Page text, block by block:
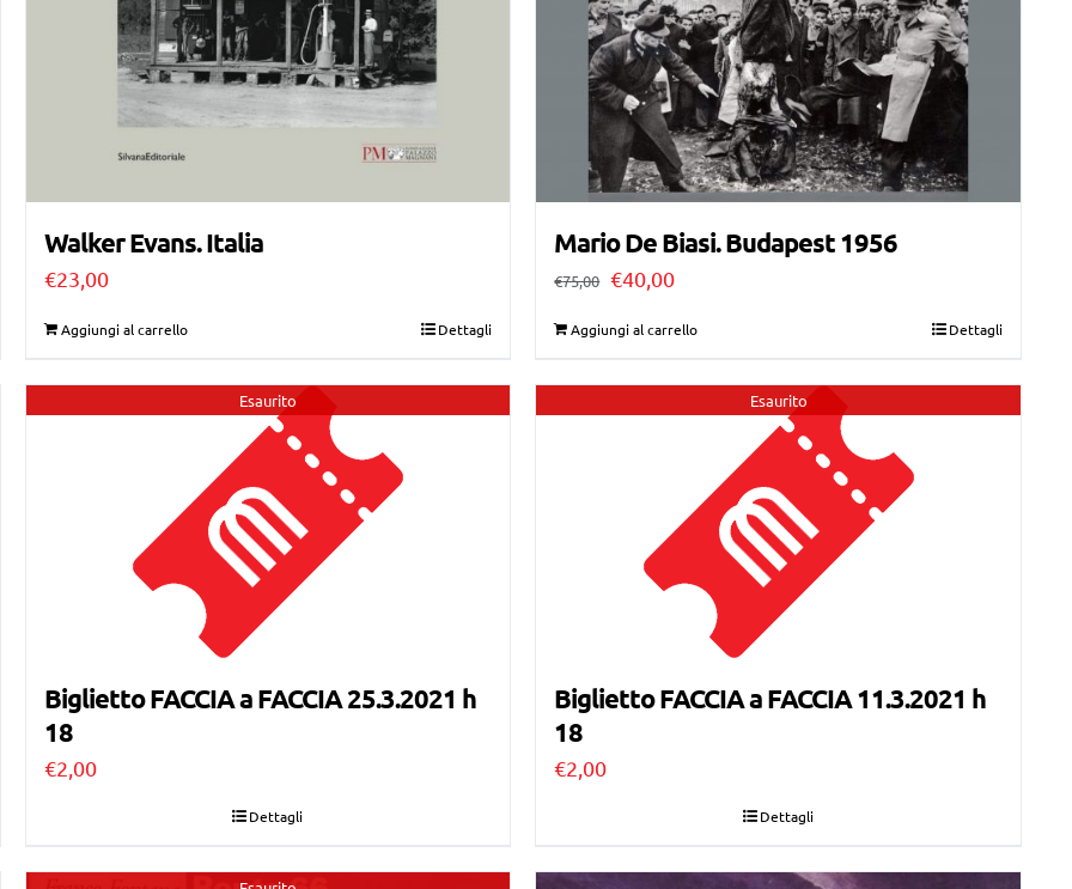
Walker Evans. Italia
€23,00
Aggiungi al carrello Dettagli
Mario De Biasi. Budapest 1956
€75,00 Il
era:
€40,00Il
è:
Aggiungi al carrello Dettagli
Esaurito
Biglietto FACCIA a FACCIA 25.3.2021 h
18
€2,00
Dettagli
Esaurito
Biglietto FACCIA a FACCIA 11.3.2021 h
18
€2,00
Dettagli